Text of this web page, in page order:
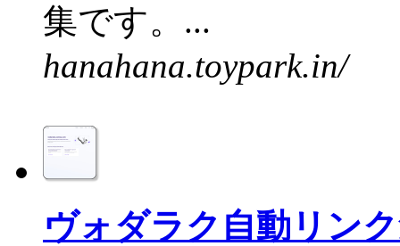
集です。...
hanahana.toypark.in/
ヴォダラク自動リン